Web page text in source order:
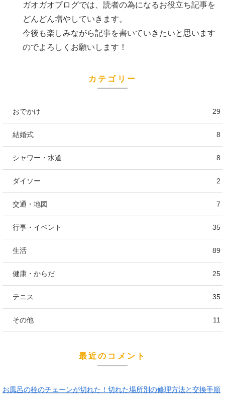
ガオガオブログでは、読者の為になるお役立ち記事を
どんどん増やしていきます。
今後も楽しみながら記事を書いていきたいと思います
のでよろしくお願いします！
カテゴリー
おでかけ 29
結婚式 8
シャワー・水道 8
ダイソー 2
交通・地図 7
行事・イベント 35
生活 89
健康・からだ 25
テニス 35
その他 11
最近のコメント
お風呂の栓のチェーンが切れた！切れた場所別の修理方法と交換手順